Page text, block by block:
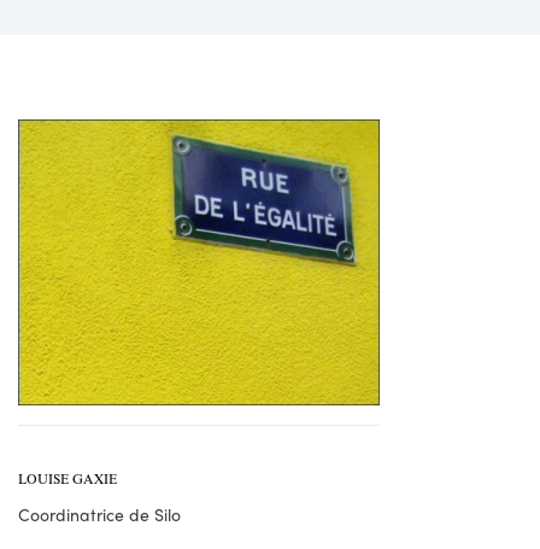
LOUISE GAXIE
Coordinatrice de Silo